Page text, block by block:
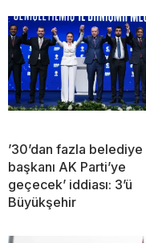
’30’dan fazla belediye
başkanı AK Parti’ye
geçecek’ iddiası: 3’ü
Büyükşehir